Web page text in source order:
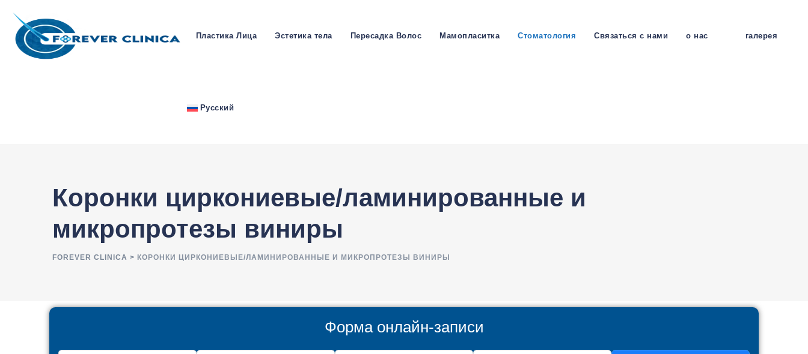
Пластика Лица Эстетика тела Пересадка Волос Мамопласитка Стоматология Связаться с нами о нас галерея
Русский
Коронки циркониевые/ламинированные и
микропротезы виниры
FOREVER CLINICA > КОРОНКИ ЦИРКОНИЕВЫЕ/ЛАМИНИРОВАННЫЕ И МИКРОПРОТЕЗЫ ВИНИРЫ
Форма онлайн-записи